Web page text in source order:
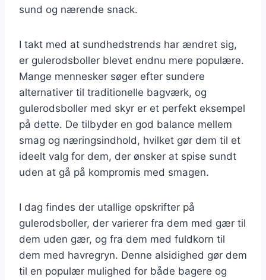
sund og nærende snack.
I takt med at sundhedstrends har ændret sig,
er gulerodsboller blevet endnu mere populære.
Mange mennesker søger efter sundere
alternativer til traditionelle bagværk, og
gulerodsboller med skyr er et perfekt eksempel
på dette. De tilbyder en god balance mellem
smag og næringsindhold, hvilket gør dem til et
ideelt valg for dem, der ønsker at spise sundt
uden at gå på kompromis med smagen.
I dag findes der utallige opskrifter på
gulerodsboller, der varierer fra dem med gær til
dem uden gær, og fra dem med fuldkorn til
dem med havregryn. Denne alsidighed gør dem
til en populær mulighed for både bagere og